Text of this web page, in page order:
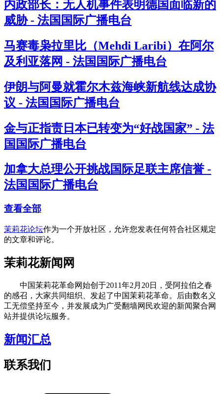
内政部长：无人机事件表明德国面临新的
威胁 - 法国国际广播电台
马赛毒枭拉里比（Mehdi Laribi）在阿尔
及利亚落网 - 法国国际广播电台
伊朗与阿曼就霍尔木兹海峡新航线达成协
议 - 法国国际广播电台
金与正指责日本已转变为“好战国家” - 法
国国际广播电台
加拿大总理公开挑战国际足联主席信誉 -
法国国际广播电台
查看全部
茉莉花论坛作为一个开放社区，允许您发表任何符合社区规定
的文章和评论。
茉莉花新闻网
中国茉莉花革命网始创于2011年2月20日，受阿拉伯之春
的感召，大家共同组织、发起了中国茉莉花革命。后由数名义
工无偿坚持至今，并发展成为广受翻墙网民欢迎的新闻聚合网
站并提供论坛服务。
新闻汇总
联系我们